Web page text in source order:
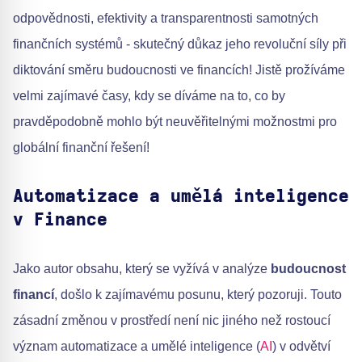
odpovědnosti, efektivity a transparentnosti samotných
finančních systémů - skutečný důkaz jeho revoluční síly při
diktování směru budoucnosti ve financích! Jistě prožíváme
velmi zajímavé časy, kdy se díváme na to, co by
pravděpodobně mohlo být neuvěřitelnými možnostmi pro
globální finanční řešení!
Automatizace a umělá inteligence
v Finance
Jako autor obsahu, který se vyžívá v analýze budoucnost
financí, došlo k zajímavému posunu, který pozoruji. Touto
zásadní změnou v prostředí není nic jiného než rostoucí
význam automatizace a umělé inteligence (AI ) v odvětví